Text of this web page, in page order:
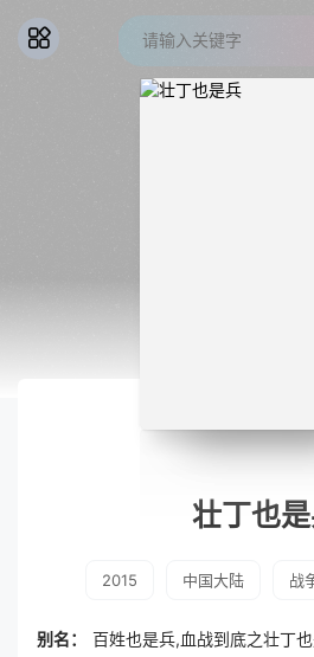
壮丁也
2015 中国大陆 战
别名： 百姓也是兵,血战到底之壮丁